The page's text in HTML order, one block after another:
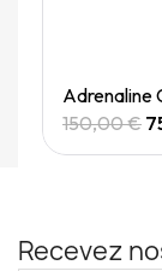
Adrenaline
150,00 €
Recevez